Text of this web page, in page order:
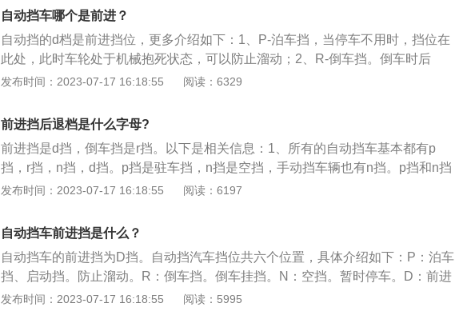
制动装置将输出轴锁住拉紧手制动，防止汽车移动。2、R档：倒车时用。对于R
挡，车型都会设置保险按钮，汽车未发动时需要按下保险装置才能切换到R挡。
3、N档：在等待交通灯或拥堵路段，停止时间略长的时候，最好换入N位，同时
拉紧手制动。主要因为在D挡状态下长时间制动会使得变速器油温升高，容易使
油液变质。4、D档：D挡位是最常用的挡位，用于一般道路行驶。D挡内的挡位
后，代表车辆进入到了运动模式。主要功能就是用来快速行驶超车。6、L档：全
称LOW代表低速，在遇到上坡路段的时候，挂上L档，上坡就很轻松，也属于比
较实用的档位。
自动挡车哪个是前进？
自动挡的d档是前进挡位，更多介绍如下：1、P-泊车挡，当停车不用时，挡位在
此处，此时车轮处于机械抱死状态，可以防止溜动；2、R-倒车挡。倒车时后
用；3、N-空挡。暂时停车时（如红灯），用此挡位。此外，此挡位表示空挡，
是前进时，用此挡位；5、S-表示运动模式：挂入此挡时，挡位可以自由切换，
只是换挡时机延迟，让发动机保持高转速一段时间，使汽车动力增加。
发布时间：2023-07-17 16:18:55 阅读：6329
前进挡后退档是什么字母?
前进挡是d挡，倒车挡是r挡。以下是相关信息：1、所有的自动挡车基本都有p
挡，r挡，n挡，d挡。p挡是驻车挡，n挡是空挡，手动挡车辆也有n挡。p挡和n挡
基本都是可以在停车时使用，但是p挡和n挡不相同。2、n挡内沒有锁止机构，挂
刹那车辆无法移动。3、挂入n挡滑行以后，变速器的油压会下降，这样子会关系
变速器的润滑和散热。在挂入p挡以前，必需要确保车辆完全停稳，不然会损坏
变速器内的锁止机构。
发布时间：2023-07-17 16:18:55 阅读：6197
自动挡车前进挡是什么？
自动挡车的前进挡为D挡。自动挡汽车挡位共六个位置，具体介绍如下：P：泊车
挡、启动挡。防止溜动。R：倒车挡。倒车挂挡。N：空挡。暂时停车。D：前进
挡、驱动挡。变速箱在1-5挡根据速度和油门情况自动切换。S：运动模式。挂入
发布时间：2023-07-17 16:18:55 阅读：5995